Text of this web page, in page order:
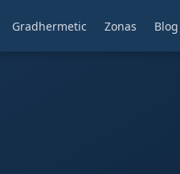
Gradhermetic Zonas Blog